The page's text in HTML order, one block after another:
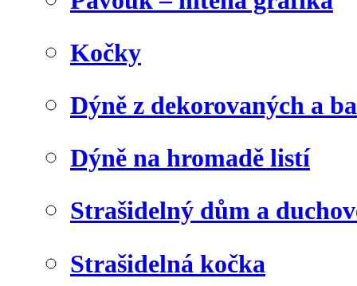
Kočky
Dýně z dekorovaných a
Dýně na hromadě listí
Strašidelný dům a
Strašidelná kočka